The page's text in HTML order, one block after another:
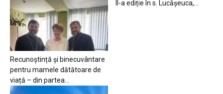
Recunoștință și binecuvântare
pentru mamele dătătoare de
viață – din partea...
II-a ediție în s. Lucășeuca,...